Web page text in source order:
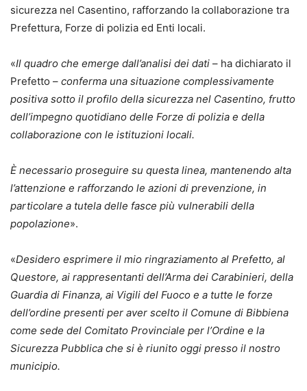
sicurezza nel Casentino, rafforzando la collaborazione tra
Prefettura, Forze di polizia ed Enti locali.
«Il quadro che emerge dall’analisi dei dati – ha dichiarato il
Prefetto – conferma una situazione complessivamente
positiva sotto il profilo della sicurezza nel Casentino, frutto
dell’impegno quotidiano delle Forze di polizia e della
collaborazione con le istituzioni locali.
È necessario proseguire su questa linea, mantenendo alta
l’attenzione e rafforzando le azioni di prevenzione, in
particolare a tutela delle fasce più vulnerabili della
popolazione».
«Desidero esprimere il mio ringraziamento al Prefetto, al
Questore, ai rappresentanti dell’Arma dei Carabinieri, della
Guardia di Finanza, ai Vigili del Fuoco e a tutte le forze
dell’ordine presenti per aver scelto il Comune di Bibbiena
come sede del Comitato Provinciale per l’Ordine e la
Sicurezza Pubblica che si è riunito oggi presso il nostro
municipio.